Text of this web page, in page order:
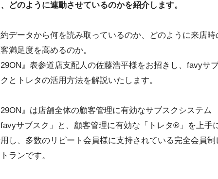
どのように連動させているのかを紹介します。
データから何を読み取っているのか、どのように来店時
満足度を高めるのか。
』表参道店支配人の佐藤浩平様をお招きし、favyサ
とトレタの活用方法を解説いたします。
』は店舗全体の顧客管理に有効なサブスクシステム
サブスク」と、顧客管理に有効な「トレタ®」を上手
し、多数のリピート会員様に支持されている完全会員制
ランです。